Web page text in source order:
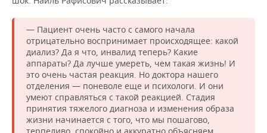
— Пациент очень часто с самого начала
отрицательно воспринимает происходящее: какой
диализ? Да я что, инвалид теперь? Какие
аппараты? Да лучше умереть, чем такая жизнь! И
это очень частая реакция. Но доктора нашего
отделения — поневоле еще и психологи. И они
умеют справляться с такой реакцией. Стадия
принятия тяжелого диагноза и изменения образа
жизни начинается с того, что мы пошагово,
терпеливо, спокойно и аккуратно объясняем